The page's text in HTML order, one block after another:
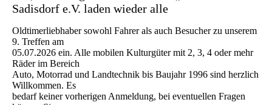
Sadisdorf e.V. laden wieder alle
Oldtimerliebhaber sowohl Fahrer als auch Besucher zu unserem
9. Treffen am
05.07.2026 ein. Alle mobilen Kulturgüter mit 2, 3, 4 oder mehr
Räder im Bereich
Auto, Motorrad und Landtechnik bis Baujahr 1996 sind herzlich
Willkommen. Es
bedarf keiner vorherigen Anmeldung, bei eventuellen Fragen